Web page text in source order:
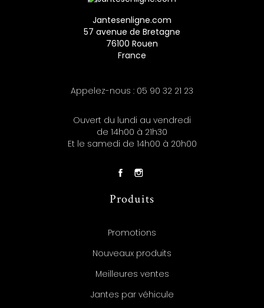
Jantesenligne.com
57 avenue de Bretagne
76100 Rouen
France
Appelez-nous : 05 90 32 21 23
Ouvert du lundi au vendredi
de 14h00 à 21h30
Et le samedi de 14h00 à 20h00
Produits
Promotions
Nouveaux produits
Meilleures ventes
Jantes par véhicule